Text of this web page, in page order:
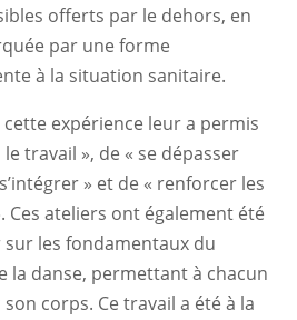
offerts par le dehors, en
par une forme
à la situation sanitaire.
expérience leur a permis
travail », de « se dépasser
» et de « renforcer les
Ces ateliers ont également été
sur les fondamentaux du
la danse, permettant à chacun
corps. Ce travail a été à la